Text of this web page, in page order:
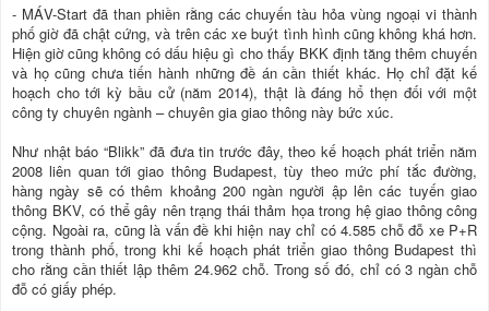
- MÁV-Start đã than phiền rằng các chuyến tàu hỏa vùng ngoại vi thành
phố giờ đã chật cứng, và trên các xe buýt tình hình cũng không khá hơn.
Hiện giờ cũng không có dấu hiệu gì cho thấy BKK định tăng thêm chuyến
và họ cũng chưa tiến hành những đề án cần thiết khác. Họ chỉ đặt kế
hoạch cho tới kỳ bầu cử (năm 2014), thật là đáng hổ thẹn đối với một
công ty chuyên ngành – chuyên gia giao thông này bức xúc.
Như nhật báo “Blikk” đã đưa tin trước đây, theo kế hoạch phát triển năm
2008 liên quan tới giao thông Budapest, tùy theo mức phí tắc đường,
hàng ngày sẽ có thêm khoảng 200 ngàn người ập lên các tuyến giao
thông BKV, có thể gây nên trạng thái thảm họa trong hệ giao thông công
cộng. Ngoài ra, cũng là vấn đề khi hiện nay chỉ có 4.585 chỗ đỗ xe P+R
trong thành phố, trong khi kế hoạch phát triển giao thông Budapest thì
cho rằng cần thiết lập thêm 24.962 chỗ. Trong số đó, chỉ có 3 ngàn chỗ
đỗ có giấy phép.